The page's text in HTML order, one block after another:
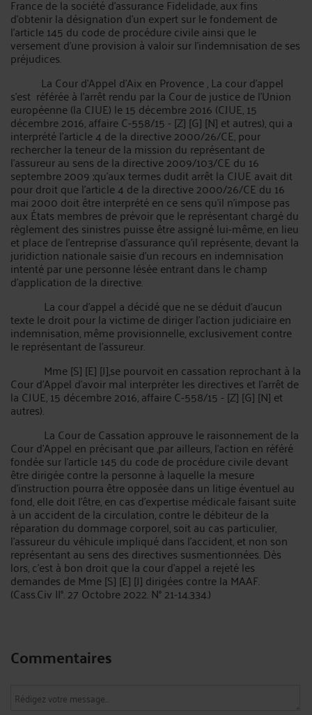
France de la société d'assurance Fidelidade, aux fins
d'obtenir la désignation d'un expert sur le fondement de
l'article 145 du code de procédure civile ainsi que le
versement d'une provision à valoir sur l'indemnisation de ses
préjudices.
La Cour d’Appel d’Aix en Provence , La cour d'appel
s'est référée à l'arrêt rendu par la Cour de justice de l'Union
européenne (la CJUE) le 15 décembre 2016 (CJUE, 15
décembre 2016, affaire C-558/15 - [Z] [G] [N] et autres), qui a
interprété l'article 4 de la directive 2000/26/CE, pour
rechercher la teneur de la mission du représentant de
l'assureur au sens de la directive 2009/103/CE du 16
septembre 2009 ;qu’aux termes dudit arrêt la CJUE avait dit
pour droit que l'article 4 de la directive 2000/26/CE du 16
mai 2000 doit être interprété en ce sens qu'il n'impose pas
aux États membres de prévoir que le représentant chargé du
règlement des sinistres puisse être assigné lui-même, en lieu
et place de l'entreprise d'assurance qu'il représente, devant la
juridiction nationale saisie d'un recours en indemnisation
intenté par une personne lésée entrant dans le champ
d'application de la directive.
La cour d'appel a décidé que ne se déduit d'aucun
texte le droit pour la victime de diriger l'action judiciaire en
indemnisation, même provisionnelle, exclusivement contre
le représentant de l'assureur.
Mme [S] [E] [J],se pourvoit en cassation reprochant à la
Cour d’Appel d’avoir mal interpréter les directives et l’arrêt de
la CJUE, 15 décembre 2016, affaire C-558/15 - [Z] [G] [N] et
autres).
La Cour de Cassation approuve le raisonnement de la
Cour d’Appel en précisant que ,par ailleurs, l'action en référé
fondée sur l'article 145 du code de procédure civile devant
être dirigée contre la personne à laquelle la mesure
d'instruction pourra être opposée dans un litige éventuel au
fond, elle doit l'être, en cas d'expertise médicale faisant suite
à un accident de la circulation, contre le débiteur de la
réparation du dommage corporel, soit au cas particulier,
l'assureur du véhicule impliqué dans l'accident, et non son
représentant au sens des directives susmentionnées. Dès
lors, c'est à bon droit que la cour d'appel a rejeté les
demandes de Mme [S] [E] [J] dirigées contre la MAAF.
(Cass.Civ II°. 27 Octobre 2022. N° 21-14.334.)
Commentaires